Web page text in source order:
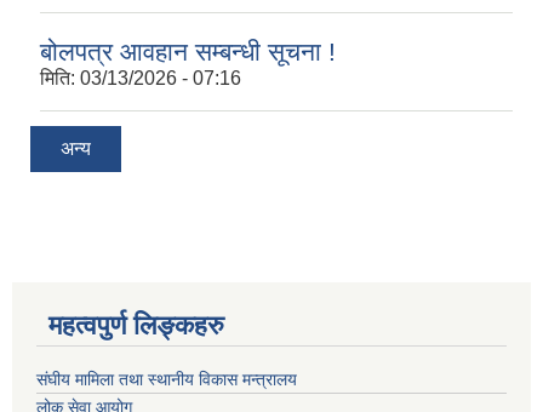
बोलपत्र आवहान सम्बन्धी सूचना !
मिति: 03/13/2026 - 07:16
अन्य
महत्वपुर्ण लिङ्कहरु
संघीय मामिला तथा स्थानीय विकास मन्त्रालय
लोक सेवा आयोग